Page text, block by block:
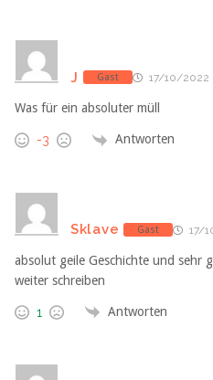
J Gast 17/10/2022
Was für ein absoluter müll
-3 Antworten
Sklave Gast 17/
absolut geile Geschichte und sehr
weiter schreiben
1 Antworten